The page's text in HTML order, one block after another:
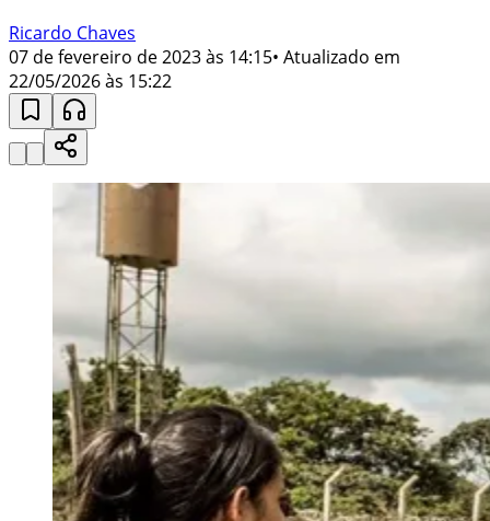
Ricardo Chaves
07 de fevereiro de 2023 às 14:15• Atualizado em
22/05/2026 às 15:22